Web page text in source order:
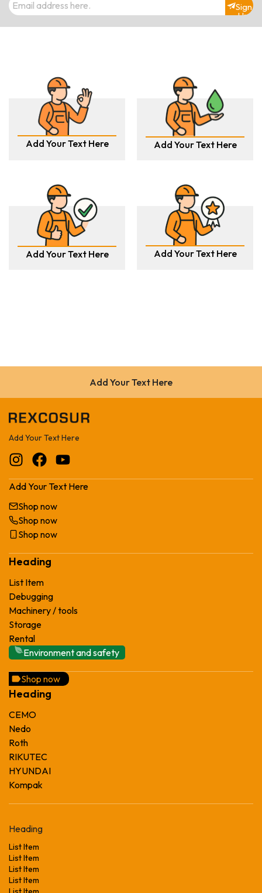
Sign
Up
Add Your Text Here Add Your Text Here
Add Your Text Here Add Your Text Here
Add Your Text Here
Add Your Text Here
Add Your Text Here
Shop now
Shop now
Shop now
Heading
List Item
Debugging
Machinery / tools
Storage
Rental
Environment and safety
Shop now
Heading
CEMO
Nedo
Roth
RIKUTEC
HYUNDAI
Kompak
Heading
List Item
List Item
List Item
List Item